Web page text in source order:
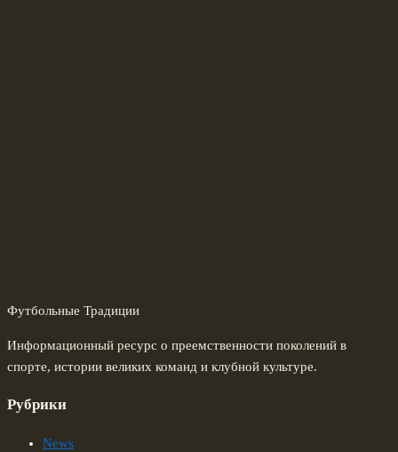
Футбольные Традиции
Информационный ресурс о преемственности поколений в
спорте, истории великих команд и клубной культуре.
Рубрики
News